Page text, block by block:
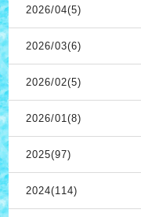
2026/04(5)
2026/03(6)
2026/02(5)
2026/01(8)
2025(97)
2024(114)